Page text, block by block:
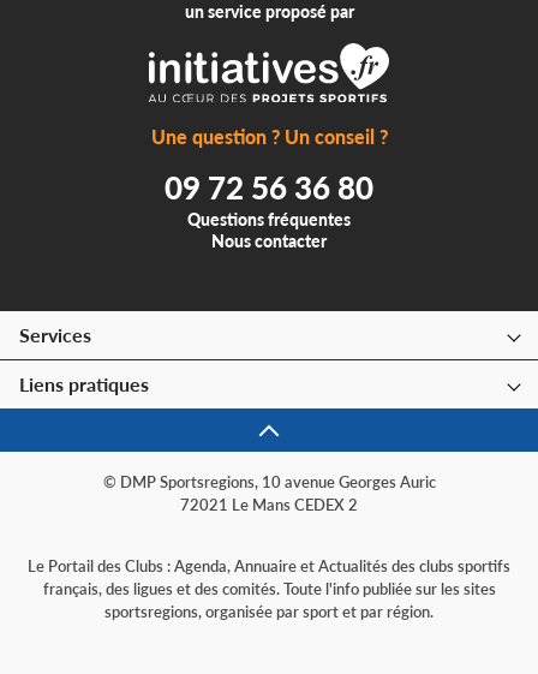
un service proposé par
Une question ? Un conseil ?
09 72 56 36 80
Questions fréquentes
Nous contacter
Services
Liens pratiques
© DMP Sportsregions, 10 avenue Georges Auric
72021 Le Mans CEDEX 2
Le Portail des Clubs : Agenda, Annuaire et Actualités des clubs sportifs
français, des ligues et des comités. Toute l'info publiée sur les sites
sportsregions, organisée par sport et par région.